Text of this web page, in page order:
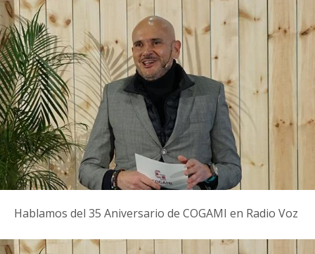
Hablamos del 35 Aniversario de COGAMI en Radio Voz